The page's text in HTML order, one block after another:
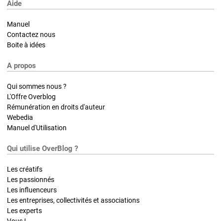
Aide
Manuel
Contactez nous
Boite à idées
A propos
Qui sommes nous ?
L'Offre Overblog
Rémunération en droits d'auteur
Webedia
Manuel d'Utilisation
Qui utilise OverBlog ?
Les créatifs
Les passionnés
Les influenceurs
Les entreprises, collectivités et associations
Les experts